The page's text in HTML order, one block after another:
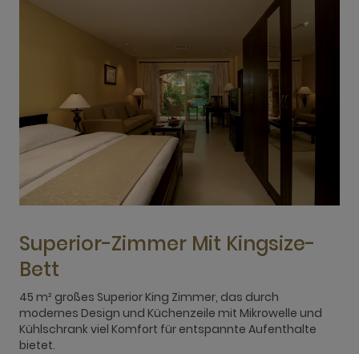
Superior-Zimmer Mit Kingsize-
Bett
45 m² großes Superior King Zimmer, das durch
modernes Design und Küchenzeile mit Mikrowelle und
Kühlschrank viel Komfort für entspannte Aufenthalte
bietet.